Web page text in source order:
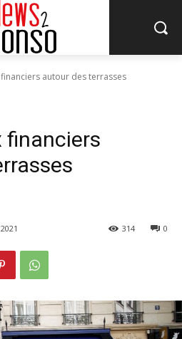
financiers autour des terrasses
financiers
0
314